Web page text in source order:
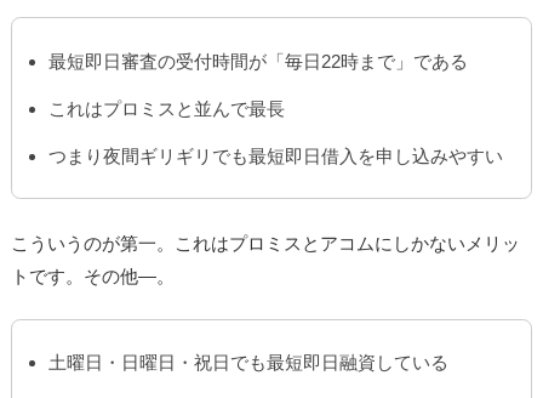
最短即日審査の受付時間が「毎日22時まで」である
これはプロミスと並んで最長
つまり夜間ギリギリでも最短即日借入を申し込みやすい
こういうのが第一。これはプロミスとアコムにしかないメリッ
トです。その他―。
土曜日・日曜日・祝日でも最短即日融資している